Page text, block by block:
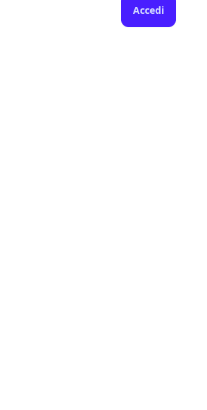
Accedi